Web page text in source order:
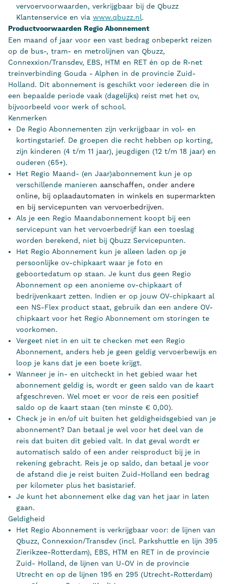
vervoervoorwaarden, verkrijgbaar bij de Qbuzz
Klantenservice en via www.qbuzz.nl.
Productvoorwaarden Regio Abonnement
Een maand of jaar voor een vast bedrag onbeperkt reizen
op de bus-, tram- en metrolijnen van Qbuzz,
Connexxion/Transdev, EBS, HTM en RET én op de R-net
treinverbinding Gouda - Alphen in de provincie Zuid-
Holland. Dit abonnement is geschikt voor iedereen die in
een bepaalde periode vaak (dagelijks) reist met het ov,
bijvoorbeeld voor werk of school.
Kenmerken
De Regio Abonnementen zijn verkrijgbaar in vol- en
kortingstarief. De groepen die recht hebben op korting,
zijn kinderen (4 t/m 11 jaar), jeugdigen (12 t/m 18 jaar) en
ouderen (65+).
Het Regio Maand- (en Jaar)abonnement kun je op
verschillende manieren aanschaffen, onder andere
online, bij oplaadautomaten in winkels en supermarkten
en bij servicepunten van vervoerbedrijven.
Als je een Regio Maandabonnement koopt bij een
servicepunt van het vervoerbedrijf kan een toeslag
worden berekend, niet bij Qbuzz Servicepunten.
Het Regio Abonnement kun je alleen laden op je
persoonlijke ov-chipkaart waar je foto en
geboortedatum op staan. Je kunt dus geen Regio
Abonnement op een anonieme ov-chipkaart of
bedrijvenkaart zetten. Indien er op jouw OV-chipkaart al
een NS-Flex product staat, gebruik dan een andere OV-
chipkaart voor het Regio Abonnement om storingen te
voorkomen.
Vergeet niet in en uit te checken met een Regio
Abonnement, anders heb je geen geldig vervoerbewijs en
loop je kans dat je een boete krijgt.
Wanneer je in- en uitcheckt in het gebied waar het
abonnement geldig is, wordt er geen saldo van de kaart
afgeschreven. Wel moet er voor de reis een positief
saldo op de kaart staan (ten minste € 0,00).
Check je in en/of uit buiten het geldigheidsgebied van je
abonnement? Dan betaal je wel voor het deel van de
reis dat buiten dit gebied valt. In dat geval wordt er
automatisch saldo of een ander reisproduct bij je in
rekening gebracht. Reis je op saldo, dan betaal je voor
de afstand die je reist buiten Zuid-Holland een bedrag
per kilometer plus het basistarief.
Je kunt het abonnement elke dag van het jaar in laten
gaan.
Geldigheid
Het Regio Abonnement is verkrijgbaar voor: de lijnen van
Qbuzz, Connexxion/Transdev (incl. Parkshuttle en lijn 395
Zierikzee-Rotterdam), EBS, HTM en RET in de provincie
Zuid- Holland, de lijnen van U-OV in de provincie
Utrecht en op de lijnen 195 en 295 (Utrecht-Rotterdam)